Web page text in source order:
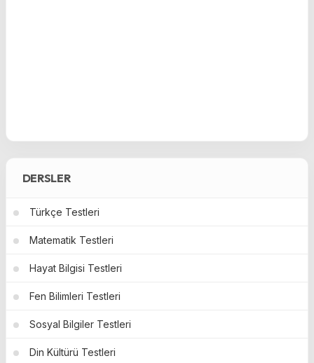
DERSLER
Türkçe Testleri
Matematik Testleri
Hayat Bilgisi Testleri
Fen Bilimleri Testleri
Sosyal Bilgiler Testleri
Din Kültürü Testleri